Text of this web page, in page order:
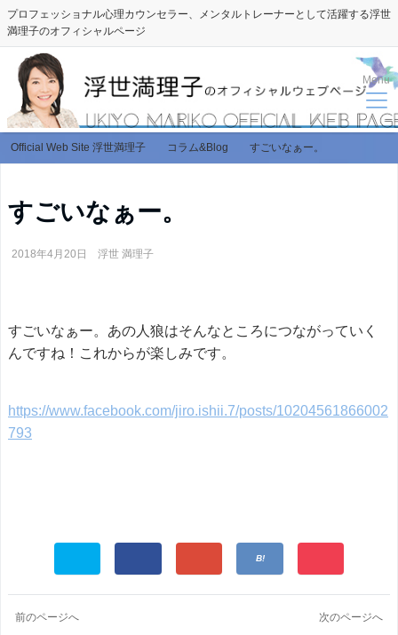
プロフェッショナル心理カウンセラー、メンタルトレーナーとして活躍する浮世
満理子のオフィシャルページ
Menu
Official Web Site 浮世満理子 コラム&Blog すごいなぁー。
すごいなぁー。
2018年4月20日 浮世 満理子
すごいなぁー。あの人狼はそんなところにつながっていく
んですね！これからが楽しみです。
https://www.facebook.com/jiro.ishii.7/posts/10204561866002
793
前のページへ 次のページへ